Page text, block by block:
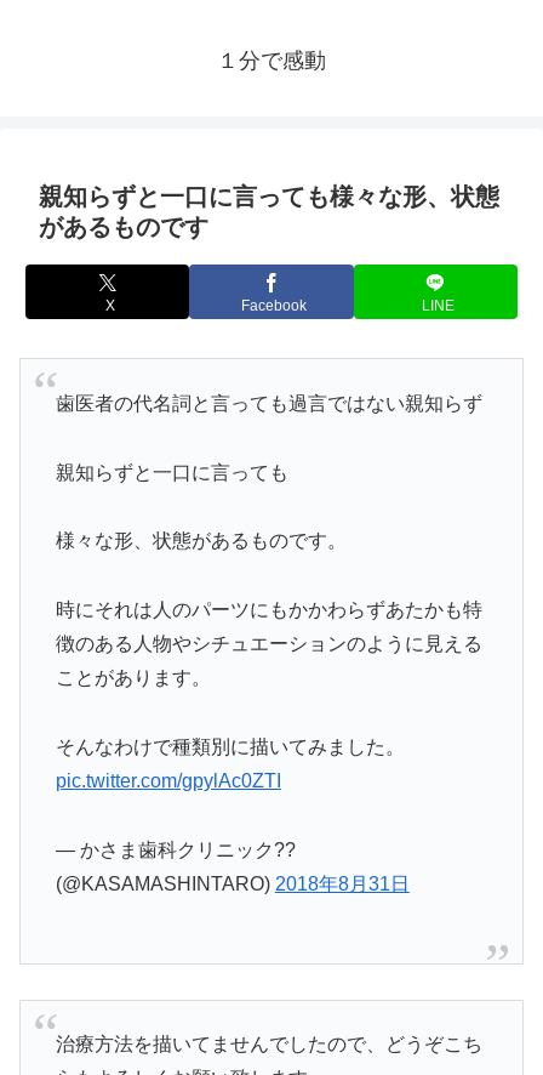
１分で感動
親知らずと一口に言っても様々な形、状態
があるものです
X Facebook LINE
歯医者の代名詞と言っても過言ではない親知らず
親知らずと一口に言っても
様々な形、状態があるものです。
時にそれは人のパーツにもかかわらずあたかも特
徴のある人物やシチュエーションのように見える
ことがあります。
そんなわけで種類別に描いてみました。
pic.twitter.com/gpylAc0ZTI
— かさま歯科クリニック??
(@KASAMASHINTARO) 2018年8月31日
治療方法を描いてませんでしたので、どうぞこち